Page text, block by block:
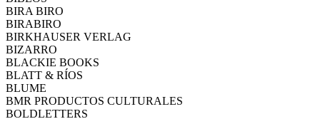
BIRA BIRO
BIRABIRO
BIRKHAUSER VERLAG
BIZARRO
BLACKIE BOOKS
BLATT & RÍOS
BLUME
BMR PRODUCTOS CULTURALES
BOLDLETTERS